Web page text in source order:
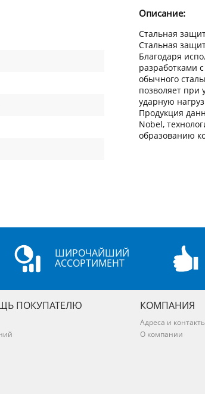
Описание:
Стальная
Стальная
Благодаря
разработками
обычного
позволяет при
ударную
Продукция
Nobel,
образованию
ШИРОЧАЙШИЙ
АССОРТИМЕНТ
ПОКУПАТЕЛЮ КОМПАНИЯ
Адреса и контакты
О компании